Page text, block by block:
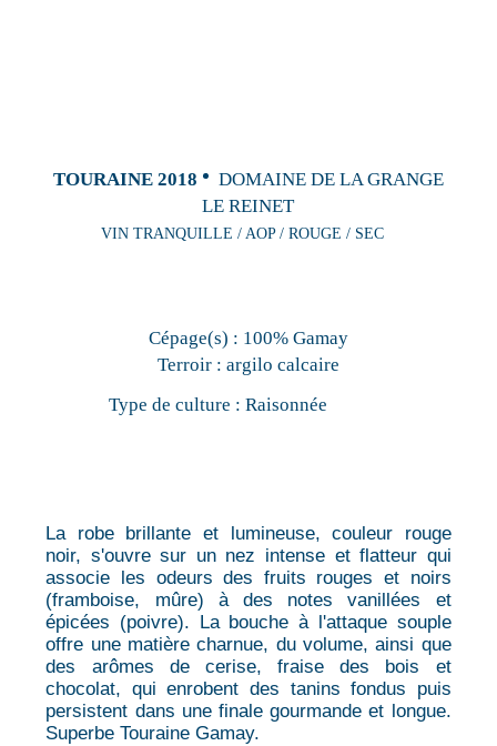
TOURAINE 2018
DOMAINE DE LA GRANGE
LE REINET
VIN TRANQUILLE / AOP / ROUGE / SEC
Cépage(s) : 100% Gamay
Terroir : argilo calcaire
Type de culture : Raisonnée
La robe brillante et lumineuse, couleur rouge
noir, s'ouvre sur un nez intense et flatteur qui
associe les odeurs des fruits rouges et noirs
(framboise, mûre) à des notes vanillées et
épicées (poivre). La bouche à l'attaque souple
offre une matière charnue, du volume, ainsi que
des arômes de cerise, fraise des bois et
chocolat, qui enrobent des tanins fondus puis
persistent dans une finale gourmande et longue.
Superbe Touraine Gamay.